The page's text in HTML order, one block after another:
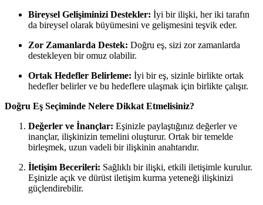
Bireysel Gelişiminizi Destekler: İyi bir ilişki, her iki tarafın
da bireysel olarak büyümesini ve gelişmesini teşvik eder.
Zor Zamanlarda Destek: Doğru eş, sizi zor zamanlarda
destekleyen bir omuz olabilir.
Ortak Hedefler Belirleme: İyi bir eş, sizinle birlikte ortak
hedefler belirler ve bu hedeflere ulaşmak için birlikte çalışır.
Doğru Eş Seçiminde Nelere Dikkat Etmelisiniz?
Değerler ve İnançlar: Eşinizle paylaştığınız değerler ve
inançlar, ilişkinizin temelini oluşturur. Ortak bir temelde
birleşmek, uzun vadeli bir ilişkinin anahtarıdır.
İletişim Becerileri: Sağlıklı bir ilişki, etkili iletişimle kurulur.
Eşinizle açık ve dürüst iletişim kurma yeteneği ilişkinizi
güçlendirebilir.